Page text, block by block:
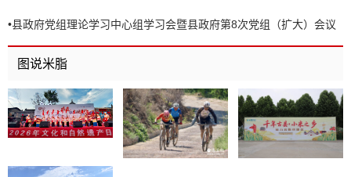
•县政府党组理论学习中心组学习会暨县政府第8次党组（扩大）会议
召开
图说米脂